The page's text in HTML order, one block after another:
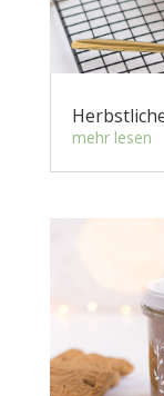
mehr lesen